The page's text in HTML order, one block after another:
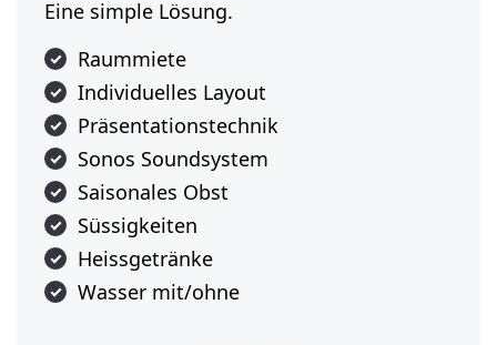
Eine simple Lösung.
Raummiete
Individuelles Layout
Präsentationstechnik
Sonos Soundsystem
Saisonales Obst
Süssigkeiten
Heissgetränke
Wasser mit/ohne